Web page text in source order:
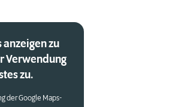
anzeigen zu
Verwendung
zu.
der Google Maps-